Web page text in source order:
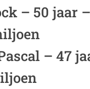
– 50 jaar
– 47